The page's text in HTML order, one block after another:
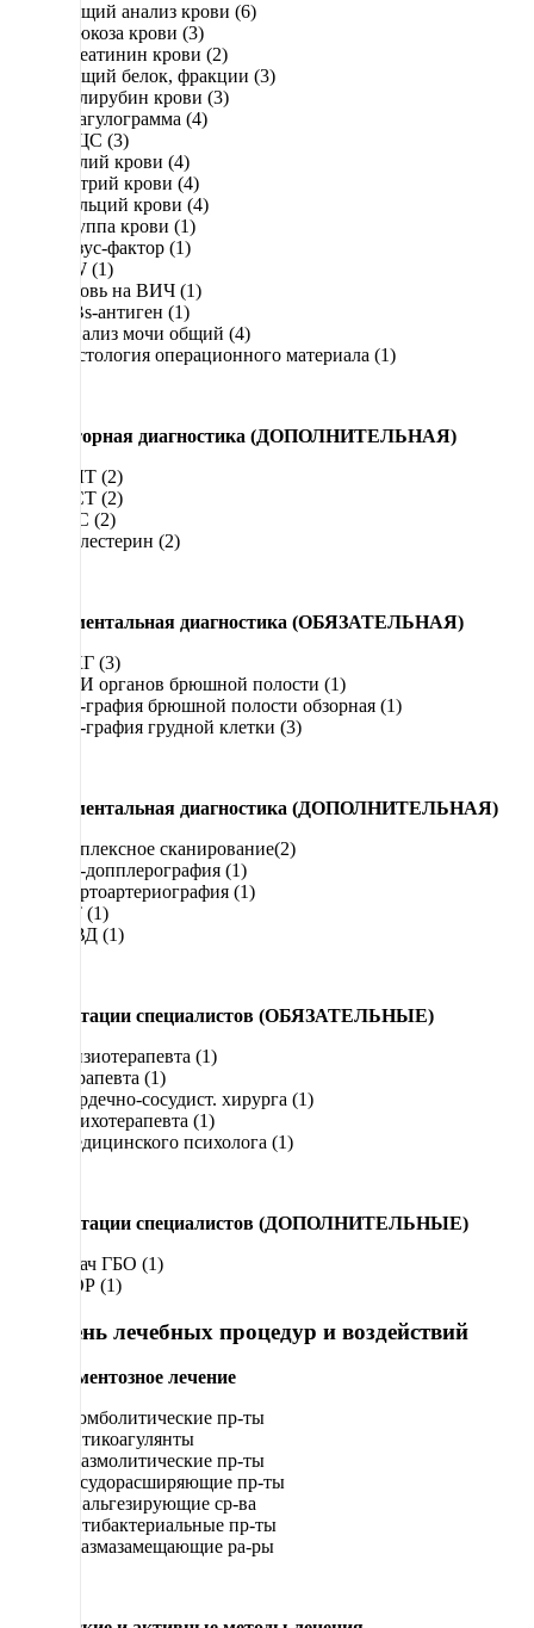
Общий анализ крови (6)
Глюкоза крови (3)
Креатинин крови (2)
Общий белок, фракции (3)
Билирубин крови (3)
Коагулограмма (4)
КЩС (3)
Калий крови (4)
Натрий крови (4)
Кальций крови (4)
Группа крови (1)
Резус-фактор (1)
RW (1)
Кровь на ВИЧ (1)
HBs-антиген (1)
Анализ мочи общий (4)
Гистология операционного материала (1)
Лабораторная диагностика (ДОПОЛНИТЕЛЬНАЯ)
АЛТ (2)
ACT (2)
ЩС (2)
Холестерин (2)
Инструментальная диагностика (ОБЯЗАТЕЛЬНАЯ)
ЭКГ (3)
УЗИ органов брюшной полости (1)
Rg-графия брюшной полости обзорная (1)
Rg-графия грудной клетки (3)
Инструментальная диагностика (ДОПОЛНИТЕЛЬНАЯ)
Дуплексное сканирование(2)
УЗ-допплерография (1)
Аортоартериография (1)
КТ (1)
ФВД (1)
Консультации специалистов (ОБЯЗАТЕЛЬНЫЕ)
Физиотерапевта (1)
Терапевта (1)
Сердечно-сосудист. хирурга (1)
Психотерапевта (1)
Медицинского психолога (1)
Консультации специалистов (ДОПОЛНИТЕЛЬНЫЕ)
Врач ГБО (1)
ЛОР (1)
Перечень лечебных процедур и воздействий
Медикаментозное лечение
Тромболитические пр-ты
Антикоагулянты
Спазмолитические пр-ты
Сосудорасширяющие пр-ты
Анальгезирующие ср-ва
Антибактериальные пр-ты
Плазмазамещающие ра-ры